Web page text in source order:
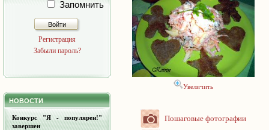
Запомнить
Войти
Регистрация
Забыли пароль?
НОВОСТИ
Конкурс "Я - популярен!"
завершен
Увеличить
Пошаговые фотографии